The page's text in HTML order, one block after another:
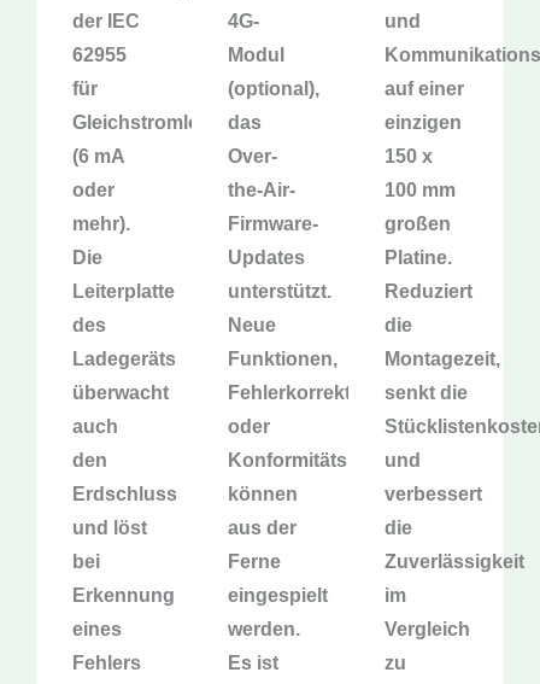
der IEC
62955
für
Gleichstromleckagen
(6 mA
oder
mehr).
Die
Leiterplatte
des
Ladegeräts
überwacht
auch
den
Erdschluss
und löst
bei
Erkennung
eines
Fehlers
4G-
Modul
(optional),
das
Over-
the-Air-
Firmware-
Updates
unterstützt.
Neue
Funktionen,
Fehlerkorrekturen
oder
Konformitätsupdates
können
aus der
Ferne
eingespielt
werden.
Es ist
und
auf einer
einzigen
150 x
100 mm
großen
Platine.
Reduziert
die
Montagezeit,
senkt die
und
verbessert
die
Zuverlässigkeit
im
Vergleich
zu